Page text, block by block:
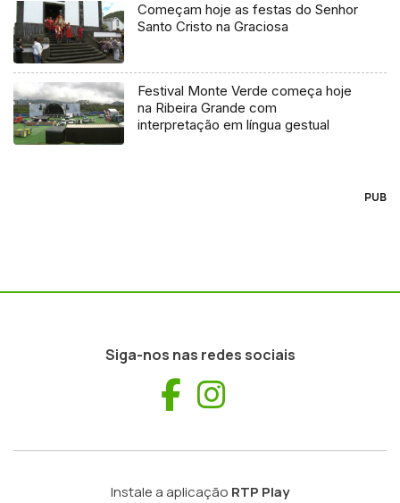
Começam hoje as festas do Senhor
Santo Cristo na Graciosa
Festival Monte Verde começa hoje
na Ribeira Grande com
interpretação em língua gestual
PUB
Siga-nos nas redes sociais
Facebook
Instale a aplicação RTP Play